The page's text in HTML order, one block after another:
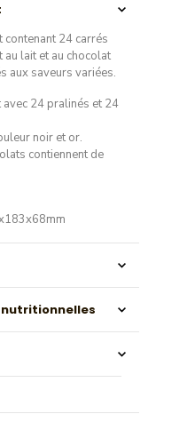
contenant 24 carrés
au lait et au chocolat
aux saveurs variées.
24 pralinés et 24
noir et or.
contiennent de